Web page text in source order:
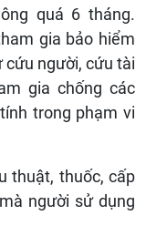
quá 6 tháng.
gia bảo hiểm
cứu người, cứu tài
gia chống các
trong phạm vi
thuật, thuốc, cấp
người sử dụng